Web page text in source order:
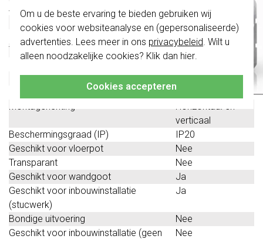
Om u de beste ervaring te bieden gebruiken wij
cookies voor websiteanalyse en (gepersonaliseerde)
advertenties. Lees meer in ons privacybeleid . Wilt u
alleen noodzakelijke cookies? Klik dan hier
Cookies accepteren
Aantal eenheden
Met klapdeksel
Oppervlaktebescherming
Overig
Tekstveld/beschrijvingsvlak
Nee
Materiaal
Kunststof
Klembevestiging
verticaal
Beschermingsgraad (IP)
IP20
Geschikt voor vloerpot
Nee
Transparant
Nee
Geschikt voor wandgoot
Ja
Geschikt voor inbouwinstallatie
(stucwerk)
Ja
Bondige uitvoering
Nee
Geschikt voor inbouwinstallatie (geen
Nee
schakelwippen zijn vernieuwd. Ze zijn
niette combineren met de schakelaars
van vóór augustus 2024.
Klik hiervoor meer informatie, zodat je